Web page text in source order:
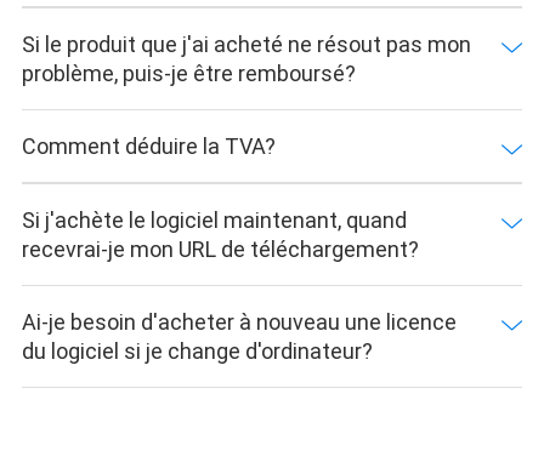
Si le produit que j'ai acheté ne résout pas mon
problème, puis-je être remboursé?
Comment déduire la TVA?
Si j'achète le logiciel maintenant, quand
recevrai-je mon URL de téléchargement?
Ai-je besoin d'acheter à nouveau une licence
du logiciel si je change d'ordinateur?